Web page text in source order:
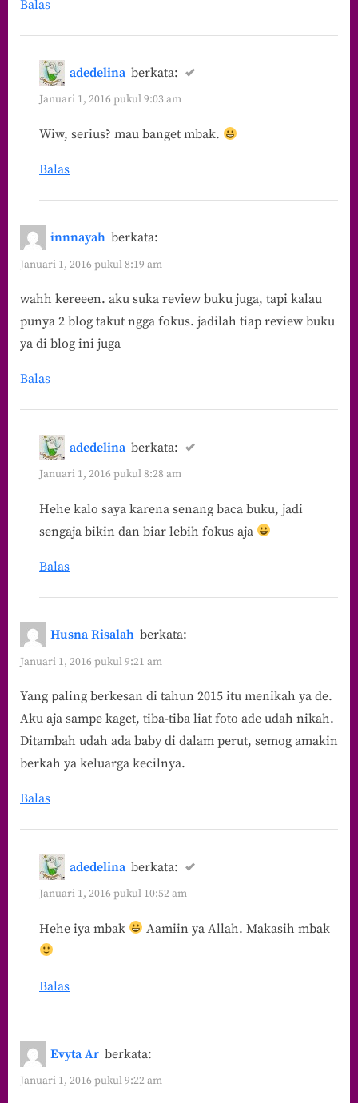
Balas
adedelina berkata:
Januari 1, 2016 pukul 9:03 am
Wiw, serius? mau banget mbak.
Balas
innnayah berkata:
Januari 1, 2016 pukul 8:19 am
wahh kereeen. aku suka review buku juga, tapi kalau
punya 2 blog takut ngga fokus. jadilah tiap review buku
ya di blog ini juga
Balas
adedelina berkata:
Januari 1, 2016 pukul 8:28 am
Hehe kalo saya karena senang baca buku, jadi
sengaja bikin dan biar lebih fokus aja
Balas
Husna Risalah berkata:
Januari 1, 2016 pukul 9:21 am
Yang paling berkesan di tahun 2015 itu menikah ya de.
Aku aja sampe kaget, tiba-tiba liat foto ade udah nikah.
Ditambah udah ada baby di dalam perut, semog amakin
berkah ya keluarga kecilnya.
Balas
adedelina berkata:
Januari 1, 2016 pukul 10:52 am
Hehe iya mbak Aamiin ya Allah. Makasih mbak
Balas
Evyta Ar berkata:
Januari 1, 2016 pukul 9:22 am